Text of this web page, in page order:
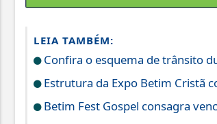
LEIA TAMBÉM:
Confira o esquema de trânsito
Estrutura da Expo Betim Cristã
Betim Fest Gospel consagra